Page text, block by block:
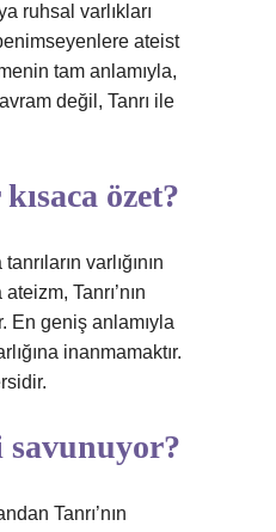
ruhsal varlıkları
ateist
tam anlamıyla,
değil, Tanrı ile
özet?
varlığının
Tanrı’nın
En geniş anlamıyla
inanmamaktır.
savunuyor?
Tanrı’nın